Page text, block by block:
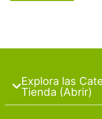
Explora las
Tienda (Abrir)